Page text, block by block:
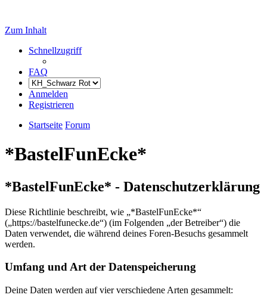
Zum Inhalt
Schnellzugriff
FAQ
Anmelden
Registrieren
Startseite Forum
*BastelFunEcke*
*BastelFunEcke* - Datenschutzerklärung
Diese Richtlinie beschreibt, wie „*BastelFunEcke*“
(„https://bastelfunecke.de“) (im Folgenden „der Betreiber“) die
Daten verwendet, die während deines Foren-Besuchs gesammelt
werden.
Umfang und Art der Datenspeicherung
Deine Daten werden auf vier verschiedene Arten gesammelt: